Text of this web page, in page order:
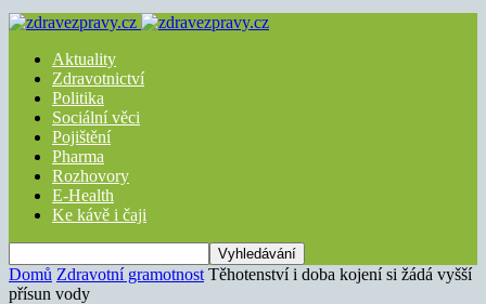
Aktuality
Zdravotnictví
Politika
Sociální věci
Pojištění
Pharma
Rozhovory
E-Health
Ke kávě i čaji
Domů Zdravotní gramotnost Těhotenství i doba kojení si žádá vyšší
přísun vody